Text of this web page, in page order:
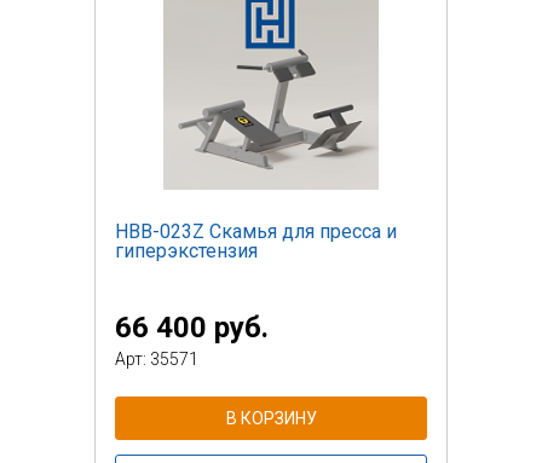
НВВ-023Z Скамья для пресса и
гиперэкстензия
66 400 руб.
Арт: 35571
В КОРЗИНУ